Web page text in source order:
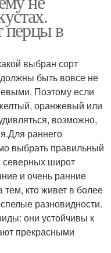
перцы в
выбран сорт
быть вовсе не
Поэтому если
оранжевый или
возможно,
раннего
выбрать правильный
северных широт
и очень ранние
тем, кто живет в более
разновидности.
они устойчивы к
прекрасными